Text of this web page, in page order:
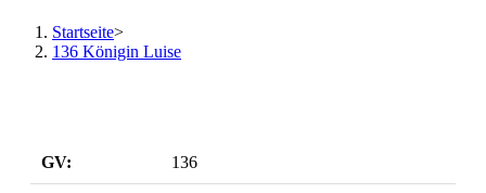
Startseite>
136 Königin Luise
GV: 136